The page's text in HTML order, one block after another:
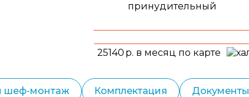
принудительный
25140 р. в месяц по карте
шеф-монтаж Комплектация Документы